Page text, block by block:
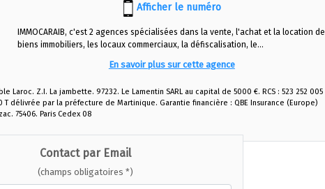
Afficher le numéro
IMMOCARAIB, c'est 2 agences spécialisées dans la vente, l'achat et la location de
biens immobiliers, les locaux commerciaux, la défiscalisation, le...
En savoir plus sur cette agence
Laroc. Z.I. La jambette. 97232. Le Lamentin SARL au capital de 5000 €. RCS : 523 252 005
T délivrée par la préfecture de Martinique. Garantie financière : QBE Insurance (Europe)
75406. Paris Cedex 08
Contact par Email
(champs obligatoires *)